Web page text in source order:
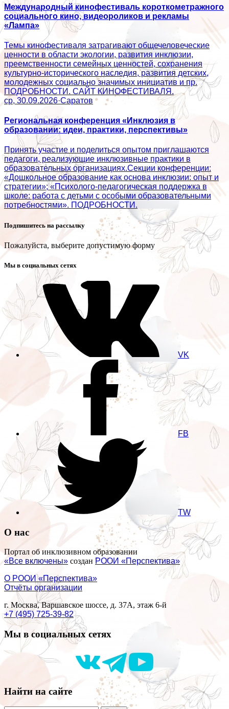
Международный кинофестиваль короткометражного
социального кино, видеороликов и рекламы
«Лампа»
Темы кинофестиваля затрагивают общечеловеческие
ценности в области экологии, развития инклюзии,
преемственности семейных ценностей, сохранения
культурно-исторического наследия, развития детских,
молодежных социально значимых инициатив и пр.
ПОДРОБНОСТИ. САЙТ КИНОФЕСТИВАЛЯ.
ср, 30.09.2026·Саратов
Региональная конференция «Инклюзия в
образовании: идеи, практики, перспективы»
Принять участие и поделиться опытом приглашаются
педагоги, реализующие инклюзивные практики в
образовательных организациях.Секции конференции:
«Дошкольное образование как основа инклюзии: опыт и
стратегии»; «Психолого‑педагогическая поддержка в
школе: работа с детьми с особыми образовательными
потребностями». ПОДРОБНОСТИ.
Подпишитесь на рассылку
Пожалуйста, выберите допустимую форму
Мы в социальных сетях
VK
FB
TW
О нас
Портал об инклюзивном образовании
«Все включены» создан РООИ «Перспектива»
О РООИ «Перспектива»
Отчёты организации
г. Москва, Варшавское шоссе, д. 37А, этаж 6-й
+7 (495) 725-39-82
Мы в социальных сетях
Найти на сайте